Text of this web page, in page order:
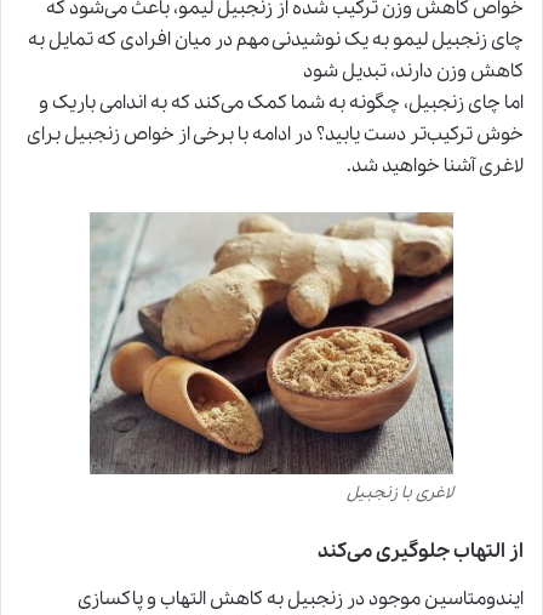
خواص کاهش وزن ترکیب شده از زنجبیل لیمو، باعث می‌شود که
چای زنجبیل لیمو به یک نوشیدنی مهم در میان افرادی که تمایل به
کاهش وزندارند، تبدیل شود
اما چای زنجبیل، چگونه به شما کمک می‌کند که به اندامی باریک و
خوش ترکیب‌تر دست یابید؟ در ادامه با برخی از خواصزنجبیل برای
لاغریآشنا خواهید شد.
لاغری با زنجبیل
از التهاب جلوگیری می‌کند
ایندومتاسین موجود در زنجبیل به کاهش التهاب و پاکسازی